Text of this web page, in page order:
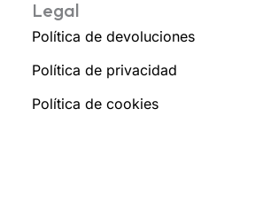
Legal
Política de devoluciones
Política de privacidad
Política de cookies